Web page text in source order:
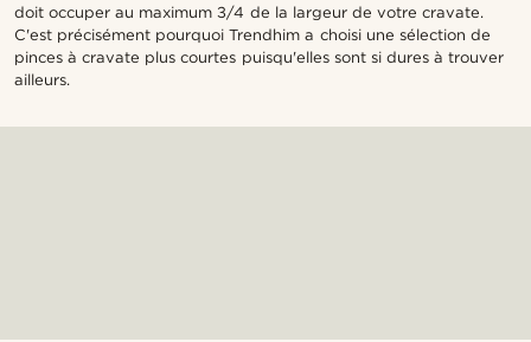
doit occuper au maximum 3/4 de la largeur de votre cravate.
C'est précisément pourquoi Trendhim a choisi une sélection de
pinces à cravate plus courtes puisqu'elles sont si dures à trouver
ailleurs.